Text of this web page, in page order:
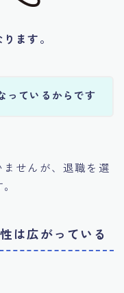
ます。
っているからです
せんが、退職を選
は広がっている